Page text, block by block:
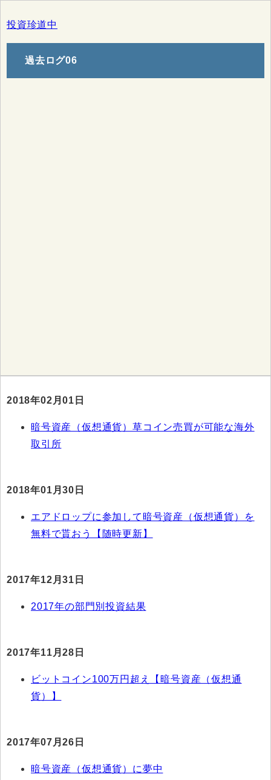
投資珍道中
過去ログ06
2018年02月01日
暗号資産（仮想通貨）草コイン売買が可能な海外
取引所
2018年01月30日
エアドロップに参加して暗号資産（仮想通貨）を
無料で貰おう【随時更新】
2017年12月31日
2017年の部門別投資結果
2017年11月28日
ビットコイン100万円超え【暗号資産（仮想通
貨）】
2017年07月26日
暗号資産（仮想通貨）に夢中